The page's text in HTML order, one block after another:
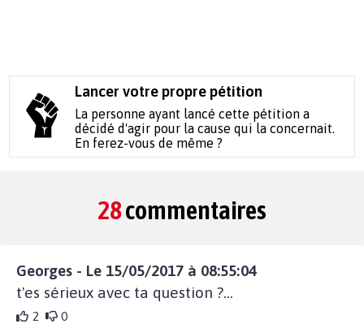
Lancer votre propre pétition
La personne ayant lancé cette pétition a
décidé d'agir pour la cause qui la concernait.
En ferez-vous de même ?
28commentaires
Georges - Le 15/05/2017 à 08:55:04
t'es sérieux avec ta question ?...
2 0